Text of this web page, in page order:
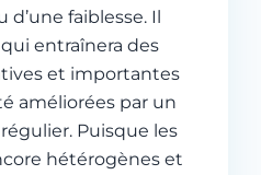
faiblesse. Il
entraînera des
et importantes
améliorées par un
Puisque les
hétérogènes et